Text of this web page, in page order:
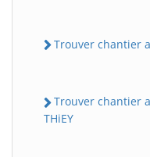
Trouver chantier
Trouver chantier
THiEY